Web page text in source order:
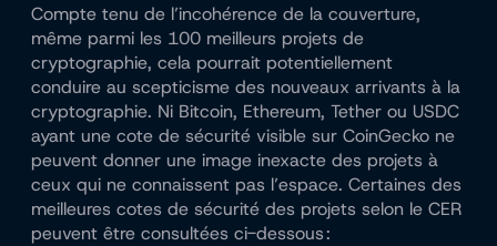
Compte tenu de l’incohérence de la couverture,
même parmi les 100 meilleurs projets de
cryptographie, cela pourrait potentiellement
conduire au scepticisme des nouveaux arrivants à la
cryptographie. Ni Bitcoin, Ethereum, Tether ou USDC
ayant une cote de sécurité visible sur CoinGecko ne
peuvent donner une image inexacte des projets à
ceux qui ne connaissent pas l’espace. Certaines des
meilleures cotes de sécurité des projets selon le CER
peuvent être consultées ci-dessous :